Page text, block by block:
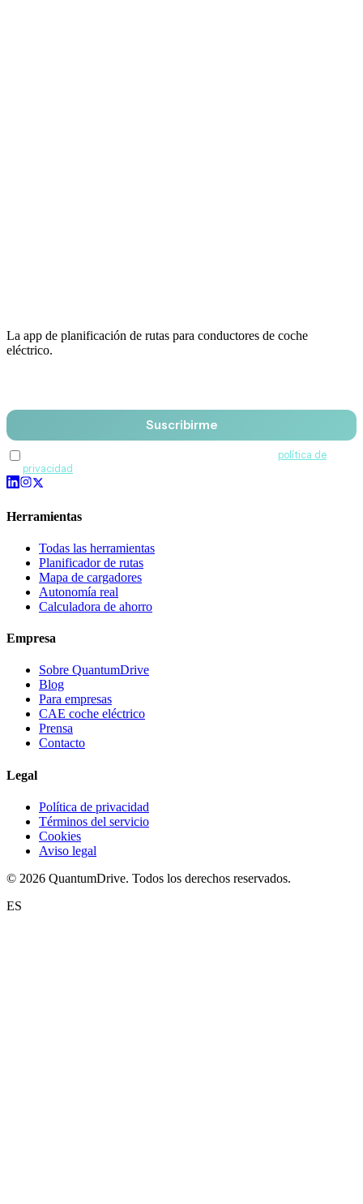
La app de planificación de rutas para conductores de coche
eléctrico.
Suscribirme
política de
privacidad
Herramientas
Todas las herramientas
Planificador de rutas
Mapa de cargadores
Autonomía real
Calculadora de ahorro
Empresa
Sobre QuantumDrive
Blog
Para empresas
CAE coche eléctrico
Prensa
Contacto
Legal
Política de privacidad
Términos del servicio
Cookies
Aviso legal
© 2026 QuantumDrive. Todos los derechos reservados.
ES